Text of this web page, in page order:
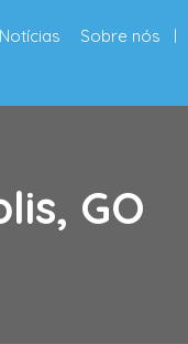
Notícias Sobre nós
GO